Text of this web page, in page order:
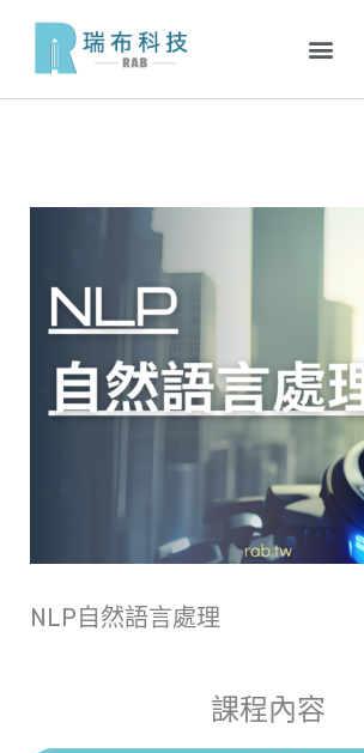
NLP自然語言處理
課程內容